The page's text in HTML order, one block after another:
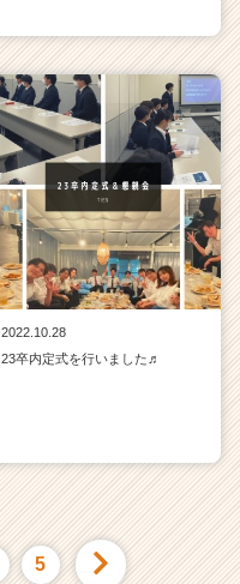
2022.10.28
23卒内定式を行いました♬
5